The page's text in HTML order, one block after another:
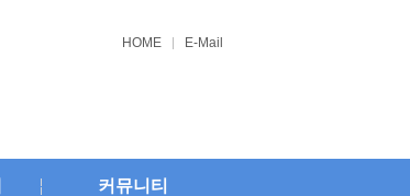
HOME E-Mail
커뮤니티